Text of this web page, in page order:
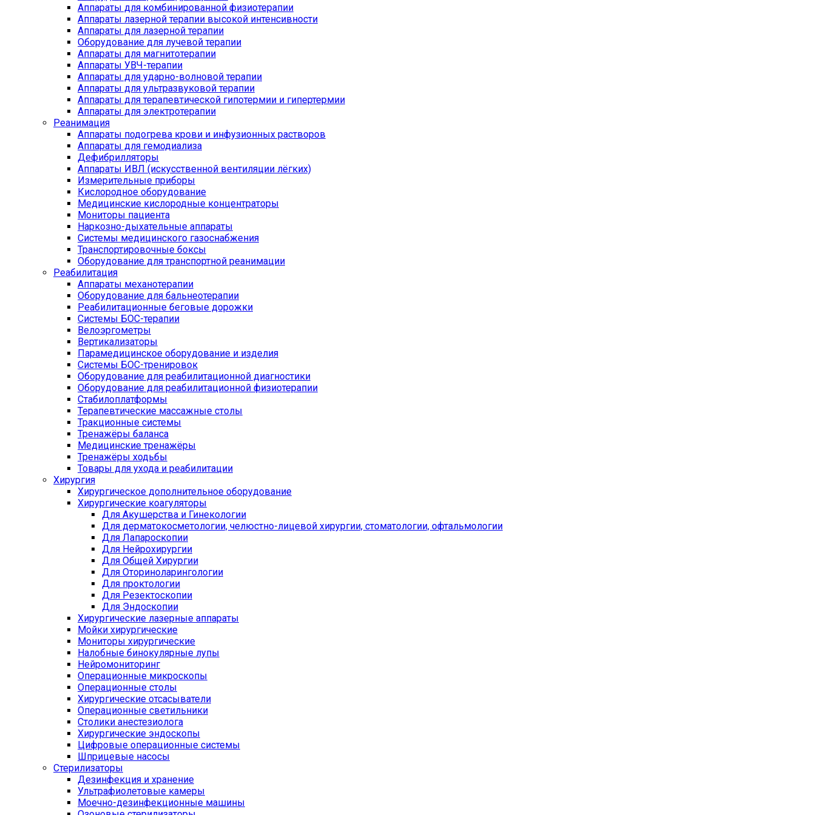
Аппараты для комбинированной физиотерапии
Аппараты лазерной терапии высокой интенсивности
Аппараты для лазерной терапии
Оборудование для лучевой терапии
Аппараты для магнитотерапии
Аппараты УВЧ-терапии
Аппараты для ударно-волновой терапии
Аппараты для ультразвуковой терапии
Аппараты для терапевтической гипотермии и гипертермии
Аппараты для электротерапии
Реанимация
Аппараты подогрева крови и инфузионных растворов
Аппараты для гемодиализа
Дефибрилляторы
Аппараты ИВЛ (искусственной вентиляции лёгких)
Измерительные приборы
Кислородное оборудование
Медицинские кислородные концентраторы
Мониторы пациента
Наркозно-дыхательные аппараты
Системы медицинского газоснабжения
Транспортировочные боксы
Оборудование для транспортной реанимации
Реабилитация
Аппараты механотерапии
Оборудование для бальнеотерапии
Реабилитационные беговые дорожки
Системы БОС-терапии
Велоэргометры
Вертикализаторы
Парамедицинское оборудование и изделия
Системы БОС-тренировок
Оборудование для реабилитационной диагностики
Оборудование для реабилитационной физиотерапии
Стабилоплатформы
Терапевтические массажные столы
Тракционные системы
Тренажёры баланса
Медицинские тренажёры
Тренажёры ходьбы
Товары для ухода и реабилитации
Хирургия
Хирургическое дополнительное оборудование
Хирургические коагуляторы
Для Акушерства и Гинекологии
Для дерматокосметологии, челюстно-лицевой хирургии, стоматологии, офтальмологии
Для Лапароскопии
Для Нейрохирургии
Для Общей Хирургии
Для Оториноларингологии
Для проктологии
Для Резектоскопии
Для Эндоскопии
Хирургические лазерные аппараты
Мойки хирургические
Мониторы хирургические
Налобные бинокулярные лупы
Нейромониторинг
Операционные микроскопы
Операционные столы
Хирургические отсасыватели
Операционные светильники
Столики анестезиолога
Хирургические эндоскопы
Цифровые операционные системы
Шприцевые насосы
Стерилизаторы
Дезинфекция и хранение
Ультрафиолетовые камеры
Моечно-дезинфекционные машины